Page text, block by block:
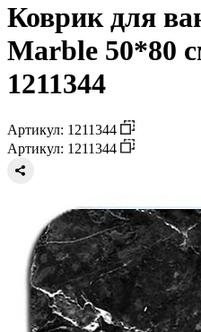
Коврик для
Marble 50*80
1211344
Артикул: 1211344
Артикул: 1211344